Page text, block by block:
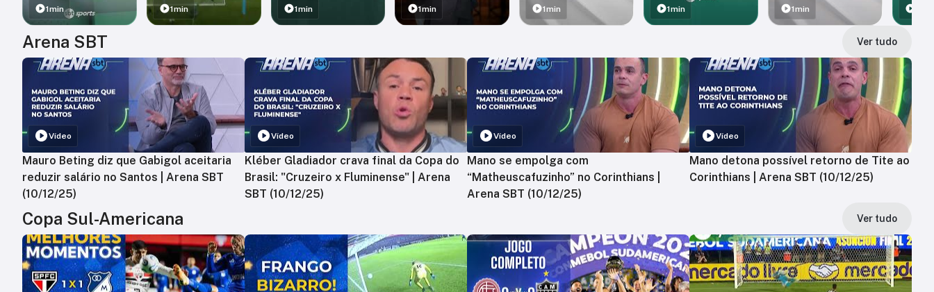
1min 1min 1min 1min 1min 1min 1min
Arena SBT Ver tudo
Vídeo
Mauro Beting diz que Gabigol aceitaria
reduzir salário no Santos | Arena SBT
(10/12/25)
Vídeo
Kléber Gladiador crava final da Copa do
Brasil: "Cruzeiro x Fluminense" | Arena
SBT (10/12/25)
Vídeo
Mano se empolga com
“Matheuscafuzinho” no Corinthians |
Arena SBT (10/12/25)
Vídeo
Mano detona possível retorno de Tite ao
Corinthians | Arena SBT (10/12/25)
Copa Sul-Americana Ver tudo